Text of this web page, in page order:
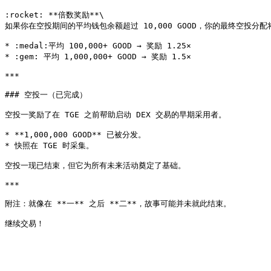
:rocket: **倍数奖励**\
如果你在空投期间的平均钱包余额超过 10,000 GOOD，你的最终空投分配
* :medal:平均 100,000+ GOOD → 奖励 1.25×
* :gem: 平均 1,000,000+ GOOD → 奖励 1.5×
***
### 空投一（已完成）
空投一奖励了在 TGE 之前帮助启动 DEX 交易的早期采用者。
* **1,000,000 GOOD** 已被分发。
* 快照在 TGE 时采集。
空投一现已结束，但它为所有未来活动奠定了基础。
***
附注：就像在 **一** 之后 **二**，故事可能并未就此结束。